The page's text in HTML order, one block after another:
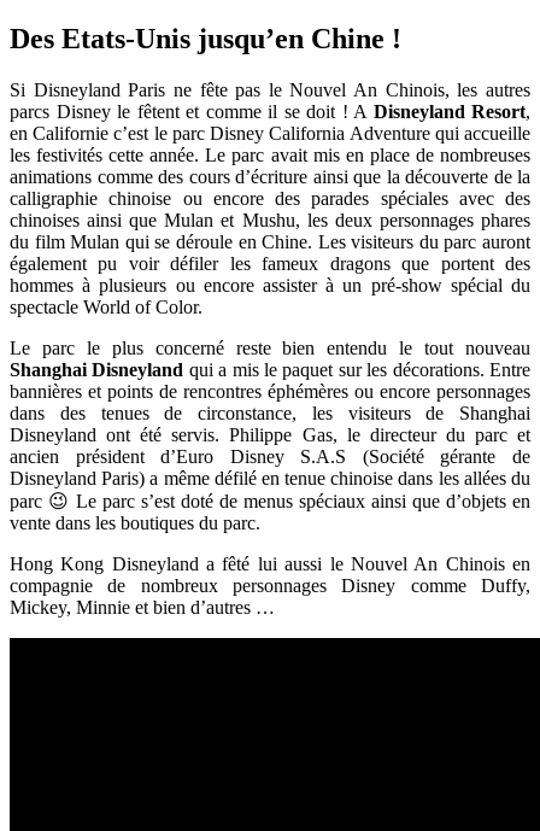
Des Etats-Unis jusqu’en Chine !
Si Disneyland Paris ne fête pas le Nouvel An Chinois, les autres
parcs Disney le fêtent et comme il se doit ! A Disneyland Resort,
en Californie c’est le parc Disney California Adventure qui accueille
les festivités cette année. Le parc avait mis en place de nombreuses
animations comme des cours d’écriture ainsi que la découverte de la
calligraphie chinoise ou encore des parades spéciales avec des
chinoises ainsi que Mulan et Mushu, les deux personnages phares
du film Mulan qui se déroule en Chine. Les visiteurs du parc auront
également pu voir défiler les fameux dragons que portent des
hommes à plusieurs ou encore assister à un pré-show spécial du
spectacle World of Color.
Le parc le plus concerné reste bien entendu le tout nouveau
Shanghai Disneyland qui a mis le paquet sur les décorations. Entre
bannières et points de rencontres éphémères ou encore personnages
dans des tenues de circonstance, les visiteurs de Shanghai
Disneyland ont été servis. Philippe Gas, le directeur du parc et
ancien président d’Euro Disney S.A.S (Société gérante de
Disneyland Paris) a même défilé en tenue chinoise dans les allées du
parc 😉 Le parc s’est doté de menus spéciaux ainsi que d’objets en
vente dans les boutiques du parc.
Hong Kong Disneyland a fêté lui aussi le Nouvel An Chinois en
compagnie de nombreux personnages Disney comme Duffy,
Mickey, Minnie et bien d’autres …